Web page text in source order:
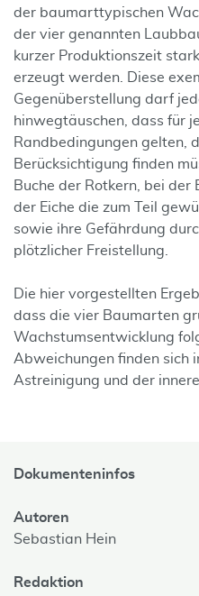
der baumarttypischen
der vier genannten
kurzer Produktionszeit
erzeugt werden. Diese
Gegenüberstellung darf
hinwegtäuschen, dass für
Randbedingungen gelten,
Berücksichtigung finden
Buche der Rotkern, bei der
der Eiche die zum Teil
sowie ihre Gefährdung
plötzlicher Freistellung.
Die hier vorgestellten
dass die vier Baumarten
Wachstumsentwicklung
Abweichungen finden sich
Astreinigung und der
Dokumenteninfos
Autoren
Sebastian Hein
Redaktion